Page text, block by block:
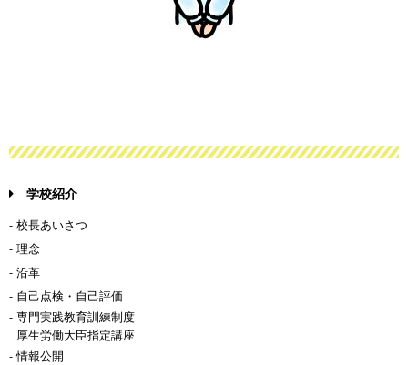
学校紹介
- 校長あいさつ
- 理念
- 沿革
- 自己点検・自己評価
- 専門実践教育訓練制度
厚生労働大臣指定講座
- 情報公開